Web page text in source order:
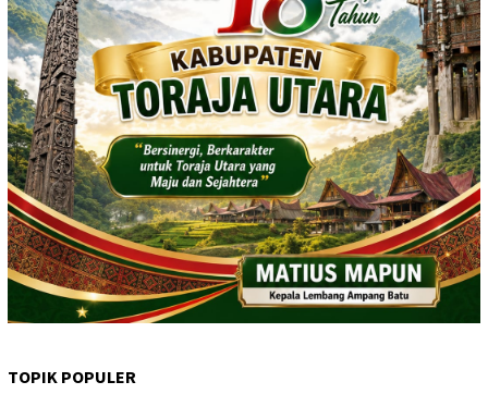
TOPIK POPULER